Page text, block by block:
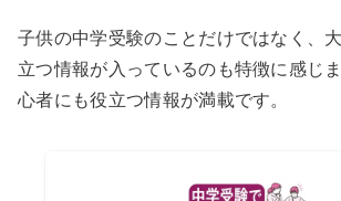
子供の中学受験のことだけではなく、
立つ情報が入っているのも特徴に感じ
心者にも役立つ情報が満載です。